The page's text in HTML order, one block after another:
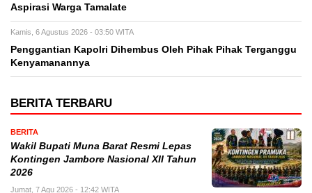
Aspirasi Warga Tamalate
Kamis, 6 Agustus 2026 - 03:50 WITA
Penggantian Kapolri Dihembus Oleh Pihak Pihak Terganggu
Kenyamanannya
BERITA TERBARU
BERITA
Wakil Bupati Muna Barat Resmi Lepas
Kontingen Jambore Nasional XII Tahun
2026
Jumat, 7 Agu 2026 - 12:42 WITA